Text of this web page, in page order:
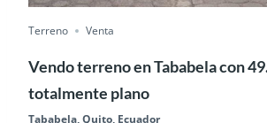
Terreno Venta
Vendo terreno en Tababela con
totalmente plano
Tababela, Quito, Ecuador